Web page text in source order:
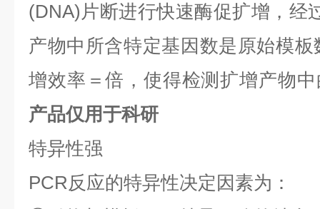
(DNA) 片断进行快速酶促扩增，经
产物中所含特定基因数是原始模板
增效率＝倍，使得检测扩增产物
产品仅用于科研
特异性强
PCR反应的特异性决定因素为：